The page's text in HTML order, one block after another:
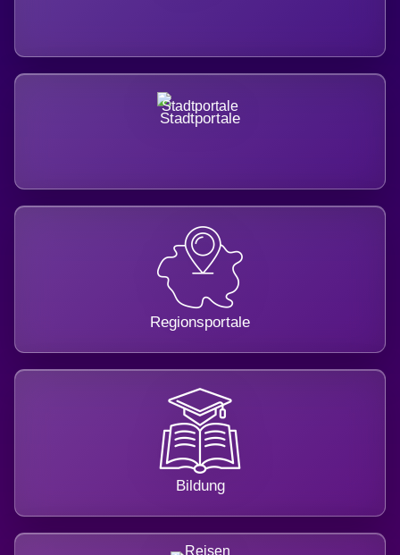
Stadtportale
Regionsportale
Bildung